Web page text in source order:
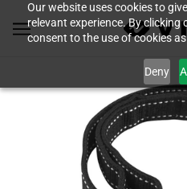
Our website uses cookies to
relevant experience. By clicking
consent to the use of cookies
Deny